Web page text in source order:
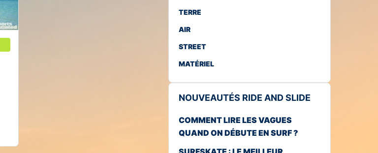
TERRE
AIR
STREET
MATÉRIEL
NOUVEAUTÉS RIDE AND SLIDE
COMMENT LIRE LES VAGUES
QUAND ON DÉBUTE EN SURF ?